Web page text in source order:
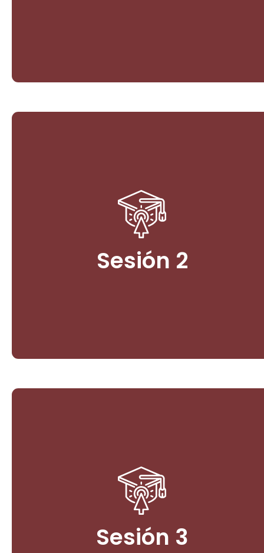
Sesión 2
Políticas Públicas de Ambiente y
Paz
1 - La Arquitectura Institucional para la Paz
Ingresar
Sesión 3
PSA: Casos municipios de Cali,
Jamundí y Tuluá en el Valle del
Cauca
1. La Arquitectura Institucional para la Paz Ambiental:
Ingresar